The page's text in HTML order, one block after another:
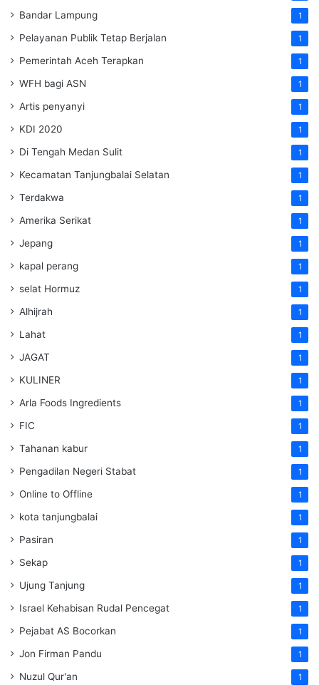
Bandar Lampung 1
Pelayanan Publik Tetap Berjalan 1
Pemerintah Aceh Terapkan 1
WFH bagi ASN 1
Artis penyanyi 1
KDI 2020 1
Di Tengah Medan Sulit 1
Kecamatan Tanjungbalai Selatan 1
Terdakwa 1
Amerika Serikat 1
Jepang 1
kapal perang 1
selat Hormuz 1
Alhijrah 1
Lahat 1
JAGAT 1
KULINER 1
Arla Foods Ingredients 1
FIC 1
Tahanan kabur 1
Pengadilan Negeri Stabat 1
Online to Offline 1
kota tanjungbalai 1
Pasiran 1
Sekap 1
Ujung Tanjung 1
Israel Kehabisan Rudal Pencegat 1
Pejabat AS Bocorkan 1
Jon Firman Pandu 1
Nuzul Qur'an 1